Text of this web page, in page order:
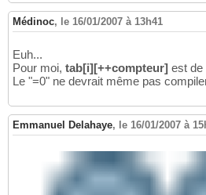
Médinoc, le 16/01/2007 à 13h41
Euh...
Pour moi, tab[i][++compteur] est de
Le "=0" ne devrait même pas
Emmanuel Delahaye, le 16/01/2007 à